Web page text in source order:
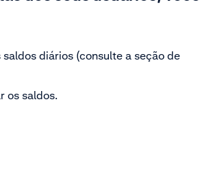
saldos diários (consulte a seção de
os saldos.